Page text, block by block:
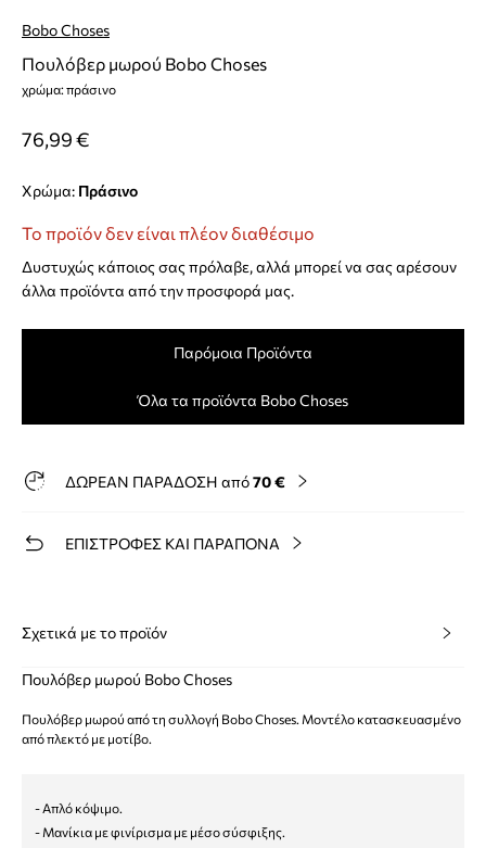
Bobo Choses
Πουλόβερ μωρού Bobo Choses
χρώμα: πράσινο
76,99 €
Χρώμα: πράσινο
Το προϊόν δεν είναι πλέον διαθέσιμο
Δυστυχώς κάποιος σας πρόλαβε, αλλά μπορεί να σας αρέσουν
άλλα προϊόντα από την προσφορά μας.
Παρόμοια Προϊόντα
Όλα τα προϊόντα Bobo Choses
ΔΩΡΕΑΝ ΠΑΡΑΔΟΣΗ από70 €
ΕΠΙΣΤΡΟΦΕΣ ΚΑΙ ΠΑΡΑΠΟΝΑ
Σχετικά με το προϊόν
Πουλόβερ μωρού Bobo Choses
Πουλόβερ μωρού από τη συλλογή Bobo Choses. Μοντέλο κατασκευασμένο
από πλεκτό με μοτίβο.
- Απλό κόψιμο.
- Μανίκια με φινίρισμα με μέσο σύσφιξης.